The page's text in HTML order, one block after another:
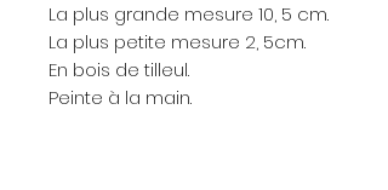
La plus grande mesure 10, 5 cm.
La plus petite mesure 2, 5cm.
En bois de tilleul.
Peinte à la main.